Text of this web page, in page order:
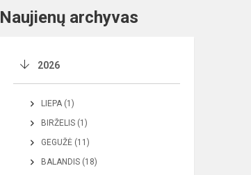
Naujienų archyvas
2026
LIEPA (1)
BIRŽELIS (1)
GEGUŽĖ (11)
BALANDIS (18)